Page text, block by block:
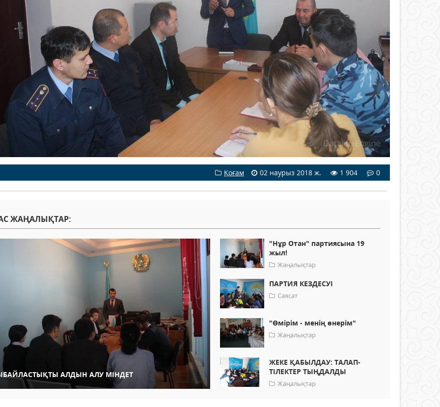
Қоғам 02 наурыз 2018 ж. 1 904 0
ЖАҢАЛЫҚТАР:
АЛДЫН АЛУ МІНДЕТ
"Нұр Отан" партиясына 19
жыл!
Жаңалықтар
ПАРТИЯ КЕЗДЕСУІ
Саясат
"Өмірім - менің өнерім"
Жаңалықтар
ЖЕКЕ ҚАБЫЛДАУ: ТАЛАП-
ТІЛЕКТЕР ТЫҢДАЛДЫ
Жаңалықтар